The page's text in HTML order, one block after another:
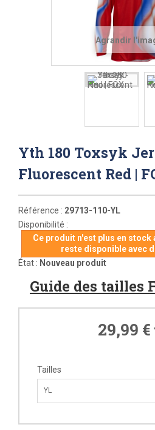
Agrandir
Yth 180 Toxsyk
Fluorescent Red |
Référence : 29713-110-YL
Disponibilité :
Ce produit n'est plus en stock
reste disponible avec
État : Nouveau produit
Guide des tailles
29,99 €
Tailles
YL